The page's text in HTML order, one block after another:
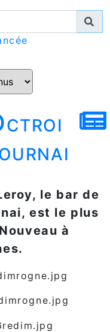
le bar de
est le plus
à